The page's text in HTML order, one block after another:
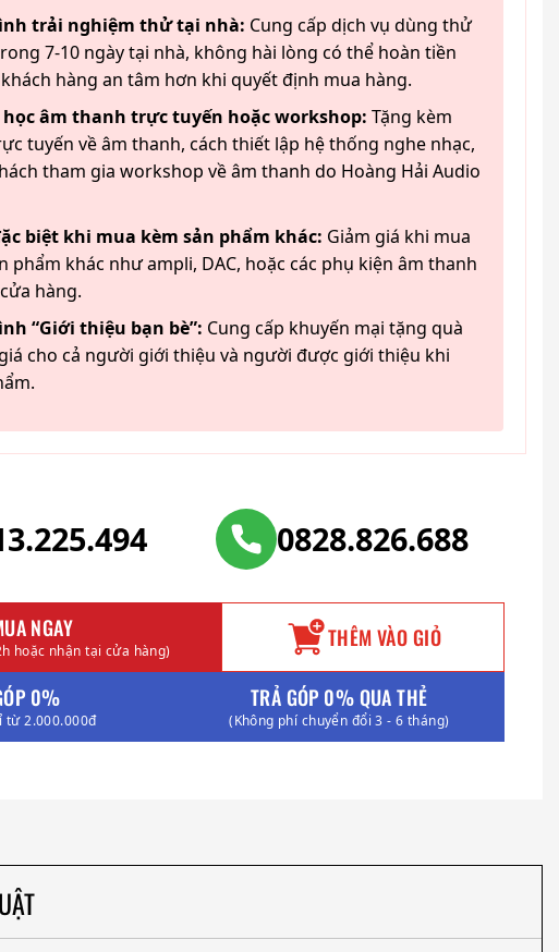
trải nghiệm thử tại nhà: Cung cấp dịch vụ dùng thử
7-10 ngày tại nhà, không hài lòng có thể hoàn tiền
hàng an tâm hơn khi quyết định mua hàng.
học âm thanh trực tuyến hoặc workshop: Tặng kèm
tuyến về âm thanh, cách thiết lập hệ thống nghe nhạc,
tham gia workshop về âm thanh do Hoàng Hải Audio
biệt khi mua kèm sản phẩm khác: Giảm giá khi mua
phẩm khác như ampli, DAC, hoặc các phụ kiện âm thanh
hàng.
“Giới thiệu bạn bè”: Cung cấp khuyến mại tặng quà
cho cả người giới thiệu và người được giới thiệu khi
0828.826.688
NGAY
hoặc nhận tại cửa hàng) THÊM VÀO GIỎ
0%
từ 2.000.000đ
TRẢ GÓP 0% QUA THẺ
(Không phí chuyển đổi 3 - 6 tháng)